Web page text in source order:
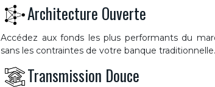
Architecture Ouverte
Accédez aux fonds les plus performants du
sans les contraintes de votre banque traditionnelle.
Transmission Douce